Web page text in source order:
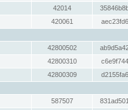
42014
420061
42800502
42800310
42800309
587507